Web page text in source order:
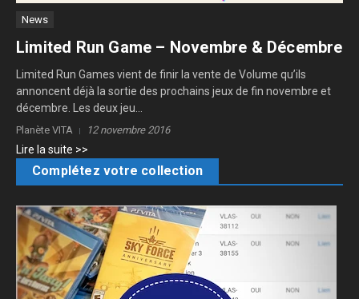
News
Limited Run Game – Novembre & Décembre
Limited Run Games vient de finir la vente de Volume qu’ils
annoncent déjà la sortie des prochains jeux de fin novembre et
décembre. Les deux jeu...
Planète VITA 12 novembre 2016
Lire la suite >>
Complétez votre collection